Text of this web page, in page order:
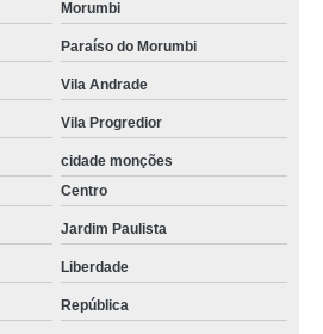
Morumbi
Paraíso do Morumbi
Vila Andrade
Vila Progredior
cidade monções
Centro
Jardim Paulista
Liberdade
República